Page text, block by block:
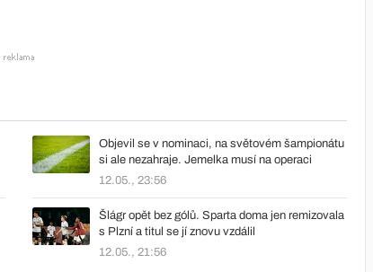
Objevil se v nominaci, na světovém šampionátu
si ale nezahraje. Jemelka musí na operaci
12.05., 23:56
Šlágr opět bez gólů. Sparta doma jen remizovala
s Plzní a titul se jí znovu vzdálil
12.05., 21:56